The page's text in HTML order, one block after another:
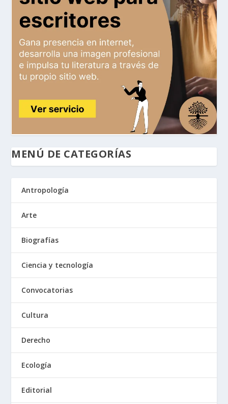
MENÚ DE CATEGORÍAS
Antropología
Arte
Biografías
Ciencia y tecnología
Convocatorias
Cultura
Derecho
Ecología
Editorial